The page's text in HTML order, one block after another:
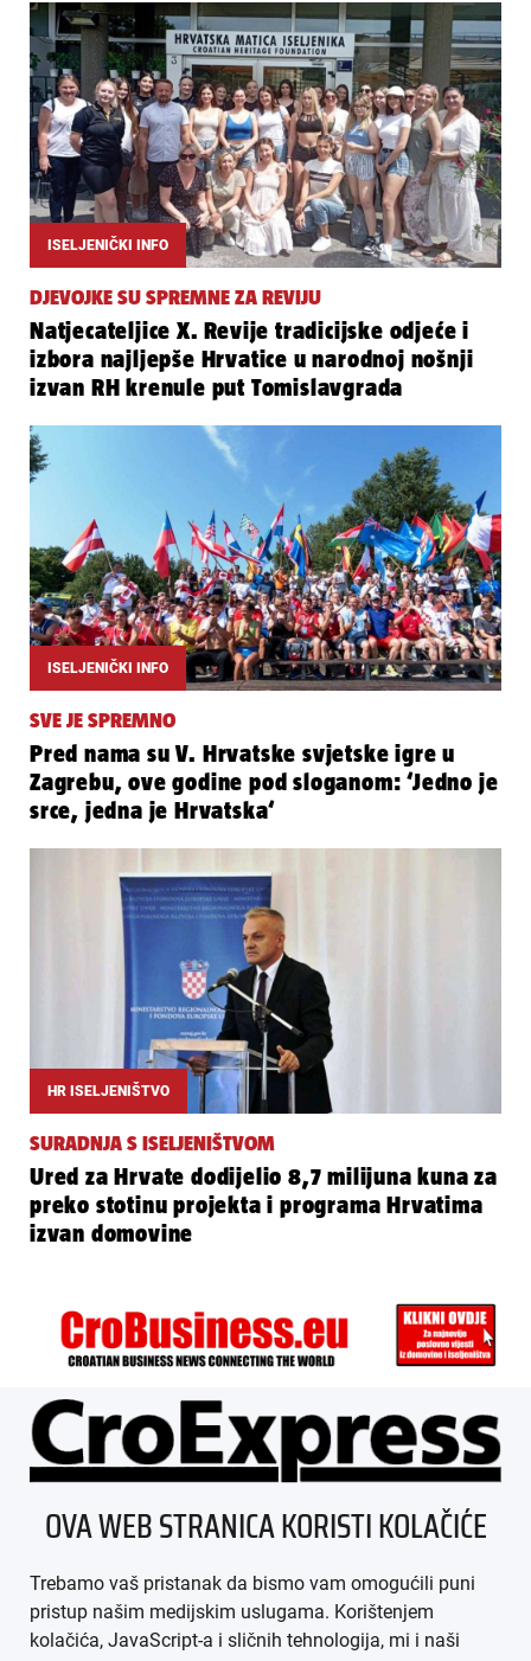
ISELJENIČKI INFO
DJEVOJKE SU SPREMNE ZA REVIJU
Natjecateljice X. Revije tradicijske odjeće i
izbora najljepše Hrvatice u narodnoj nošnji
izvan RH krenule put Tomislavgrada
ISELJENIČKI INFO
SVE JE SPREMNO
Pred nama su V. Hrvatske svjetske igre u
Zagrebu, ove godine pod sloganom: ‘Jedno je
srce, jedna je Hrvatska‘
HR ISELJENIŠTVO
SURADNJA S ISELJENIŠTVOM
Ured za Hrvate dodijelio 8,7 milijuna kuna za
preko stotinu projekta i programa Hrvatima
izvan domovine
ÜBER UNS
IMPRESSUM
AGB
DATENSCHUTZ
OVA WEB STRANICA KORISTI KOLAČIĆE
Trebamo vaš pristanak da bismo vam omogućili puni
pristup našim medijskim uslugama. Korištenjem
kolačića, JavaScript-a i sličnih tehnologija, mi i naši